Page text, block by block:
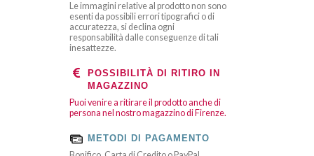
Le immagini relative al prodotto non sono
esenti da possibili errori tipografici o di
accuratezza, si declina ogni
responsabilità dalle conseguenze di tali
inesattezze.
POSSIBILITÀ DI RITIRO IN
MAGAZZINO
Puoi venire a ritirare il prodotto anche di
persona nel nostro magazzino di Firenze.
METODI DI PAGAMENTO